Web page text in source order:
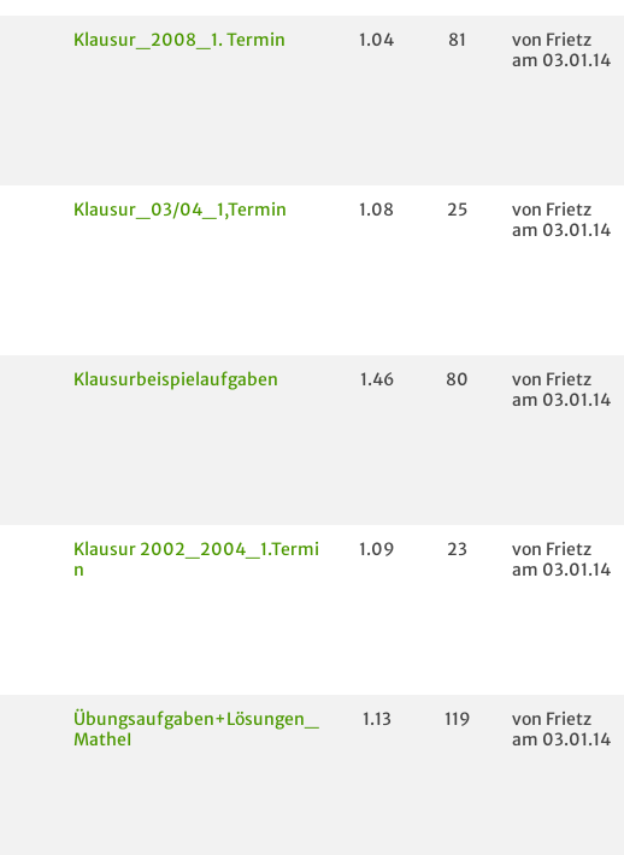
Klausur_2008_1. Termin 1.04 81
von Frietz
am 03.01.14
Klausur_03/04_1,Termin 1.08 25
von Frietz
am 03.01.14
Klausurbeispielaufgaben 1.46 80
von Frietz
am 03.01.14
Klausur 2002_2004_1.Termi
n
1.09 23
von Frietz
am 03.01.14
Übungsaufgaben+Lösungen_
MatheI
1.13 119
von Frietz
am 03.01.14